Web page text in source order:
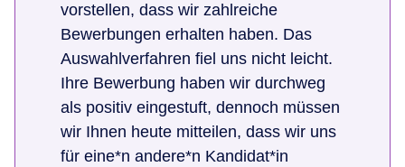
vorstellen, dass wir zahlreiche
Bewerbungen erhalten haben. Das
Auswahlverfahren fiel uns nicht leicht.
Ihre Bewerbung haben wir durchweg
als positiv eingestuft, dennoch müssen
wir Ihnen heute mitteilen, dass wir uns
für eine*n andere*n Kandidat*in